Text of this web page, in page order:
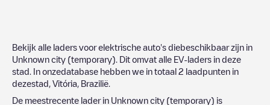
Bekijk alle laders voor elektrische auto's diebeschikbaar zijn in
Unknown city (temporary) . Dit omvat alle EV-laders in deze
stad. In onzedatabase hebben we in totaal 2 laadpunten in
dezestad, Vitória Brazilië
De meestrecente lader in Unknown city (temporary) is